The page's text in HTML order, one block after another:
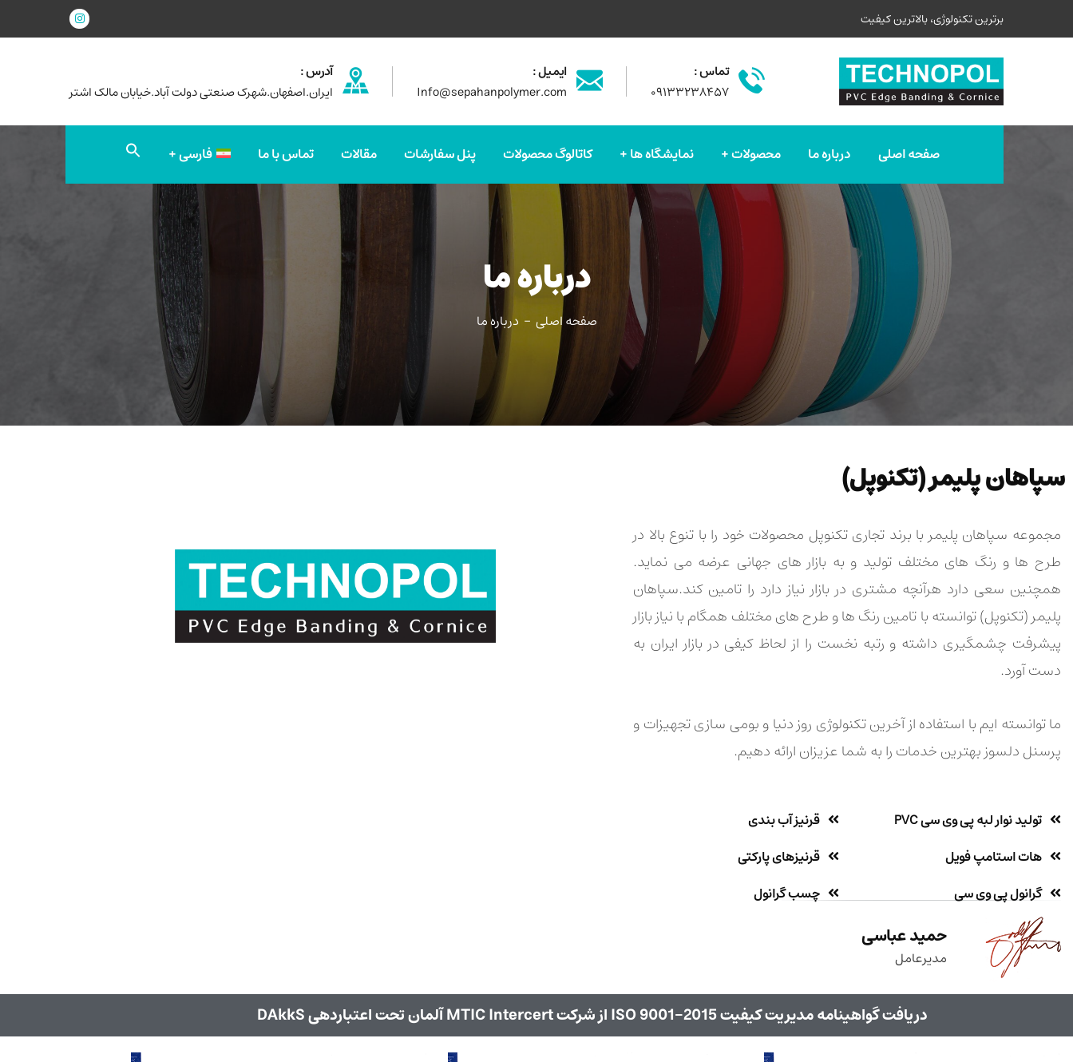
برترین تکنولوژی، بالاترین کیفیت
تماس :
۰۹۱۳۳۲۳۸۴۵۷
ایمیل :
Info@sepahanpolymer.com
آدرس :
ایران.اصفهان.شهرک صنعتی دولت آباد.خیابان مالک اشتر
صفحه اصلی درباره ما محصولات نمایشگاه ها کاتالوگ محصولات پنل سفارشات مقالات تماس با ما فارسی جستجو
برای:
درباره ما
صفحه اصلی درباره ما
سپاهان پلیمر (تکنوپل)
مجموعه سپاهان پلیمر با برند تجاری تکنوپل محصولات خود را با تنوع بالا در
طرح ها و رنگ های مختلف تولید و به بازار های جهانی عرضه می نماید.
همچنین سعی دارد هرآنچه مشتری در بازار نیاز دارد را تامین کند.سپاهان
پلیمر (تکنوپل) توانسته با تامین رنگ ها و طرح های مختلف همگام با نیاز بازار
پیشرفت چشمگیری داشته و رتبه نخست را از لحاظ کیفی در بازار ایران به
دست آورد.
ما توانسته ایم با استفاده از آخرین تکنولوژی روز دنیا و بومی سازی تجهیزات و
پرسنل دلسوز بهترین خدمات را به شما عزیزان ارائه دهیم.
تولید نوار لبه پی وی سی PVC
قرنیز آب بندی
هات استامپ فویل
قرنیزهای پارکتی
گرانول پی وی سی
چسب گرانول
حمید عباسی
مدیرعامل
دریافت گواهینامه مدیریت کیفیت ISO 9001-2015 از شرکت MTIC Intercert آلمان تحت اعتباردهی DAkkS